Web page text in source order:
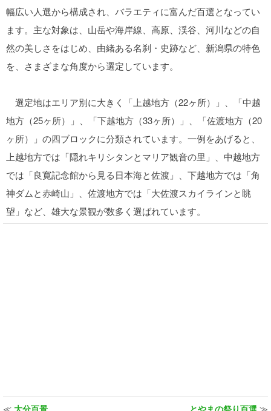
幅広い人選から構成され、バラエティに富んだ百選となってい
ます。主な対象は、山岳や海岸線、高原、渓谷、河川などの自
然の美しさをはじめ、由緒ある名刹・史跡など、新潟県の特色
を、さまざまな角度から選定しています。
選定地はエリア別に大きく「上越地方（22ヶ所）」、「中越
地方（25ヶ所）」、「下越地方（33ヶ所）」、「佐渡地方（20
ヶ所）」の四ブロックに分類されています。一例をあげると、
上越地方では「隠れキリシタンとマリア観音の里」、中越地方
では「良寛記念館から見る日本海と佐渡」、下越地方では「角
神ダムと赤崎山」、佐渡地方では「大佐渡スカイラインと眺
望」など、雄大な景観が数多く選ばれています。
≪ 大分百景 とやまの祭り百選 ≫